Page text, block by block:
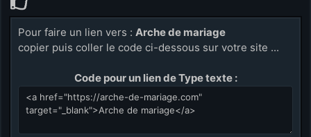
Pour faire un lien vers :Arche de mariage
copier puis coller le code ci-dessous sur votre site ...
Code pour un lien de Type texte :